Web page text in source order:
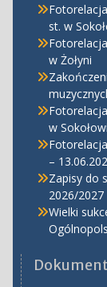
st. w
w Żołyni
w
–
Zapisy do
2026/2027
Wielki